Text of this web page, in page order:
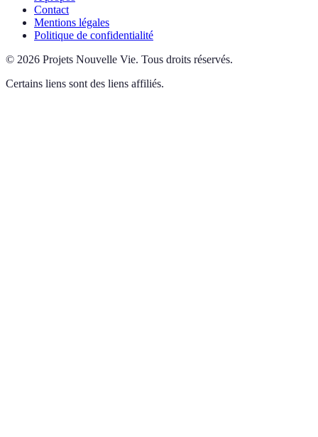
Contact
Mentions légales
Politique de confidentialité
© 2026 Projets Nouvelle Vie. Tous droits réservés.
Certains liens sont des liens affiliés.